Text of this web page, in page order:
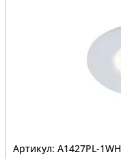
A1427PL-1WH